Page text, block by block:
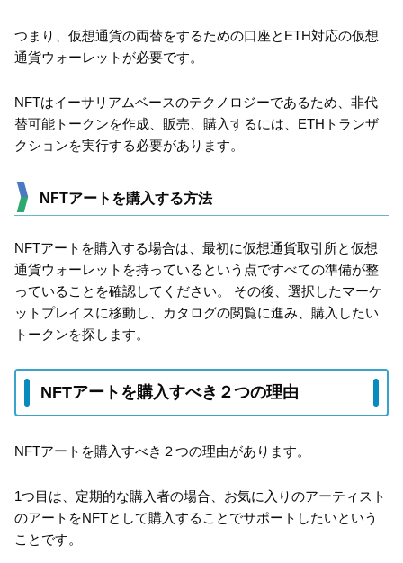
つまり、仮想通貨の両替をするための口座とETH対応の仮想
通貨ウォーレットが必要です。
NFTはイーサリアムベースのテクノロジーであるため、非代
替可能トークンを作成、販売、購入するには、ETHトランザ
クションを実行する必要があります。
NFTアートを購入する方法
NFTアートを購入する場合は、最初に仮想通貨取引所と仮想
通貨ウォーレットを持っているという点ですべての準備が整
っていることを確認してください。 その後、選択したマーケ
ットプレイスに移動し、カタログの閲覧に進み、購入したい
トークンを探します。
NFTアートを購入すべき２つの理由
NFTアートを購入すべき２つの理由があります。
1つ目は、定期的な購入者の場合、お気に入りのアーティスト
のアートをNFTとして購入することでサポートしたいという
ことです。